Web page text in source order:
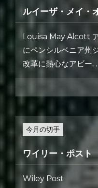
ルイーザ・メイ・
Louisa May Alcott ア
にペンシルベニア州
改革に熱心なアビー. .
今月の切手
ワイリー・ポスト
Wiley Post